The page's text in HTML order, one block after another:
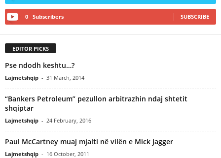
0 Subscribers SUBSCRIBE
EDITOR PICKS
Pse ndodh keshtu…?
Lajmetshqip - 31 March, 2014
“Bankers Petroleum” pezullon arbitrazhin ndaj shtetit
shqiptar
Lajmetshqip - 24 February, 2016
Paul McCartney muaj mjalti në vilën e Mick Jagger
Lajmetshqip - 16 October, 2011